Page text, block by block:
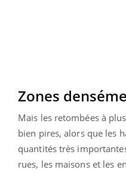
Zones
Mais les retombées à
bien pires, alors que les
quantités très
rues, les maisons et les